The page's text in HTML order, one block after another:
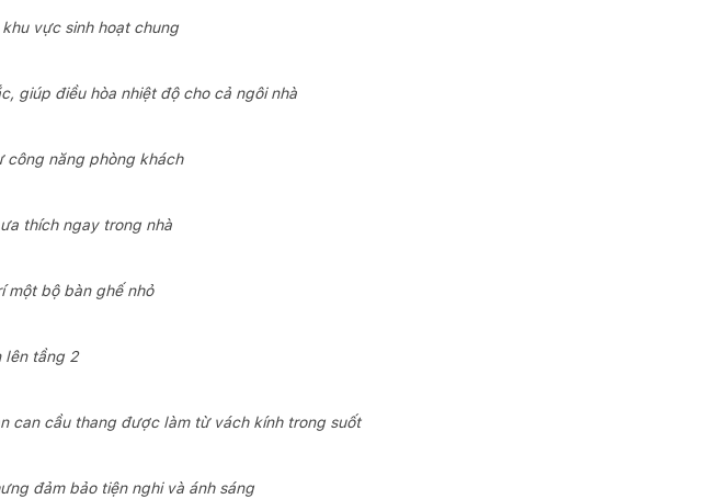
vực sinh hoạt chung
giúp điều hòa nhiệt độ cho cả ngôi nhà
năng phòng khách
thích ngay trong nhà
một bộ bàn ghế nhỏ
lên tầng 2
can cầu thang được làm từ vách kính trong suốt
đảm bảo tiện nghi và ánh sáng